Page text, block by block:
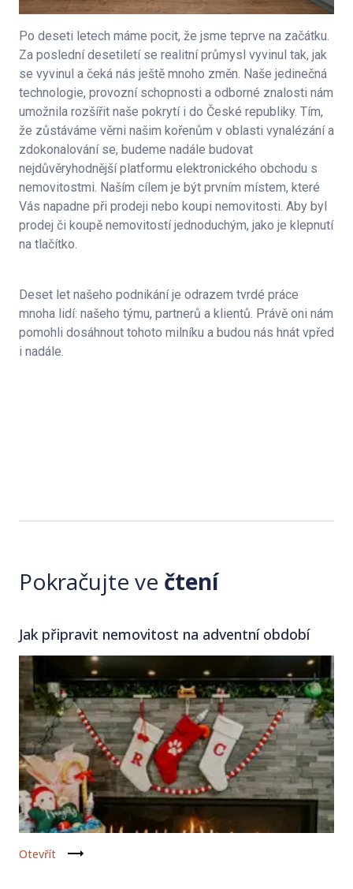
Po deseti letech máme pocit, že jsme teprve na začátku.
Za poslední desetiletí se realitní průmysl vyvinul tak, jak
se vyvinul a čeká nás ještě mnoho změn. Naše jedinečná
technologie, provozní schopnosti a odborné znalosti nám
umožnila rozšířit naše pokrytí i do České republiky. Tím,
že zůstáváme věrni našim kořenům v oblasti vynalézání a
zdokonalování se, budeme nadále budovat
nejdůvěryhodnější platformu elektronického obchodu s
nemovitostmi. Naším cílem je být prvním místem, které
Vás napadne při prodeji nebo koupi nemovitosti. Aby byl
prodej či koupě nemovitostí jednoduchým, jako je klepnutí
na tlačítko.
Deset let našeho podnikání je odrazem tvrdé práce
mnoha lidí: našeho týmu, partnerů a klientů. Právě oni nám
pomohli dosáhnout tohoto milníku a budou nás hnát vpřed
i nadále.
Pokračujte ve čtení
Jak připravit nemovitost na adventní období
Otevřít